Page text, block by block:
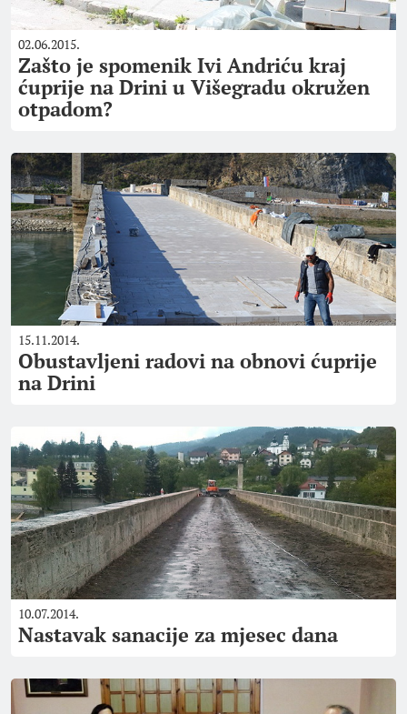
02.06.2015.
Zašto je spomenik Ivi Andriću kraj
ćuprije na Drini u Višegradu okružen
otpadom?
15.11.2014.
Obustavljeni radovi na obnovi ćuprije
na Drini
10.07.2014.
Nastavak sanacije za mjesec dana